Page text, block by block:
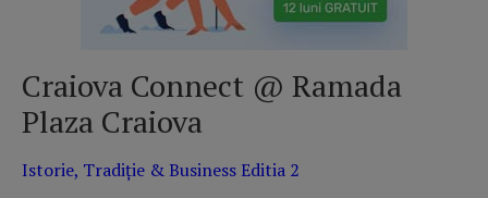
Craiova Connect @ Ramada
Plaza Craiova
Istorie, Tradiție & Business Editia 2